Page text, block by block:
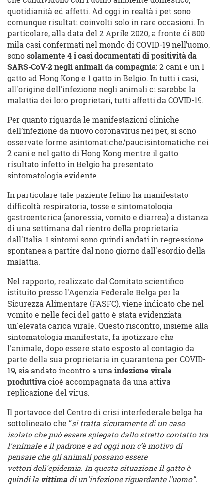
quotidianità ed affetti. Ad oggi in realtà i pet sono
comunque risultati coinvolti solo in rare occasioni. In
particolare, alla data del 2 Aprile 2020, a fronte di 800
mila casi confermati nel mondo di COVID-19 nell’uomo,
sono solamente 4 i casi documentati di positività da
SARS-CoV-2 negli animali da compagnia: 2 cani e un 1
gatto ad Hong Kong e 1 gatto in Belgio. In tutti i casi,
all'origine dell'infezione negli animali ci sarebbe la
malattia dei loro proprietari, tutti affetti da COVID-19.
Per quanto riguarda le manifestazioni cliniche
dell’infezione da nuovo coronavirus nei pet, si sono
osservate forme asintomatiche/paucisintomatiche nei
2 cani e nel gatto di Hong Kong mentre il gatto
risultato infetto in Belgio ha presentato
sintomatologia evidente.
In particolare tale paziente felino ha manifestato
difficoltà respiratoria, tosse e sintomatologia
gastroenterica (anoressia, vomito e diarrea) a distanza
di una settimana dal rientro della proprietaria
dall'Italia. I sintomi sono quindi andati in regressione
spontanea a partire dal nono giorno dall'esordio della
malattia.
Nel rapporto, realizzato dal Comitato scientifico
istituito presso l'Agenzia Federale Belga per la
Sicurezza Alimentare (FASFC), viene indicato che nel
vomito e nelle feci del gatto è stata evidenziata
un'elevata carica virale. Questo riscontro, insieme alla
sintomatologia manifestata, fa ipotizzare che
l'animale, dopo essere stato esposto al contagio da
parte della sua proprietaria in quarantena per COVID-
19, sia andato incontro a una infezione virale
produttiva cioè accompagnata da una attiva
replicazione del virus.
Il portavoce del Centro di crisi interfederale belga ha
sottolineato che “si tratta sicuramentedi un caso
isolatoche può essere spiegato dallo stretto contatto tra
l'animale e il padrone e ad oggi non c’è motivo di
pensare che glianimali possano essere
vettori dell'epidemia. In questa situazione il gatto è
quindi la vittima di un'infezione riguardante l’uomo”.